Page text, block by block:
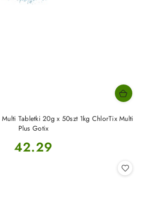
Tabletki 20g x 50szt 1kg ChlorTix Multi
Plus Gotix
Cena:
42.29